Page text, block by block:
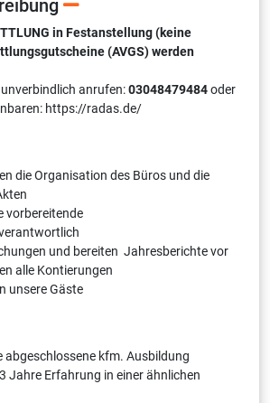
in Festanstellung (keine
(AVGS) werden
anrufen:03048479484oder
https://radas.de/
die Organisation des Büros und die
vorbereitende
und bereiten Jahresberichte vor
alle Kontierungen
unsere Gäste
abgeschlossene kfm. Ausbildung
Jahre Erfahrung in einer ähnlichen